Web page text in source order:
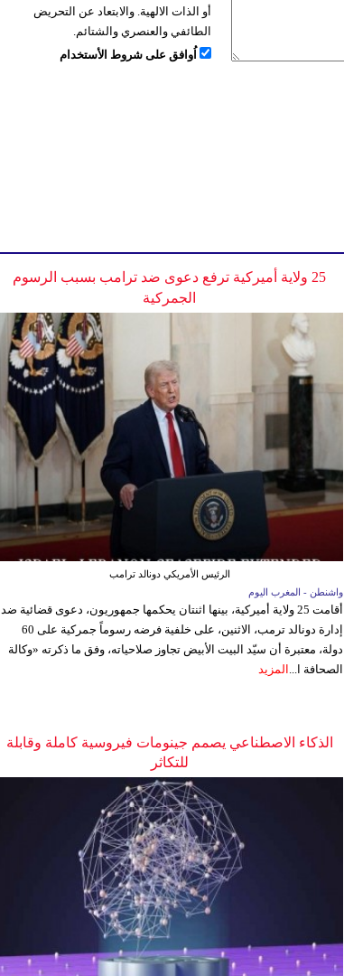
أو الذات الالهية. والابتعاد عن التحريض
الطائفي والعنصري والشتائم.
اُوافق على شروط الأستخدام
25 ولاية أميركية ترفع دعوى ضد ترامب بسبب الرسوم
الجمركية
الرئيس الأمريكي دونالد ترامب
واشنطن - المغرب اليوم
أقامت 25 ولاية أميركية، بينها اثنتان يحكمها جمهوريون، دعوى قضائية ضد
إدارة دونالد ترمب، الاثنين، على خلفية فرضه رسوماً جمركية على 60
دولة، معتبرة أن سيّد البيت الأبيض تجاوز صلاحياته، وفق ما ذكرته «وكالة
الصحافة ا... المزيد
الذكاء الاصطناعي يصمم جينومات فيروسية كاملة وقابلة
للتكاثر